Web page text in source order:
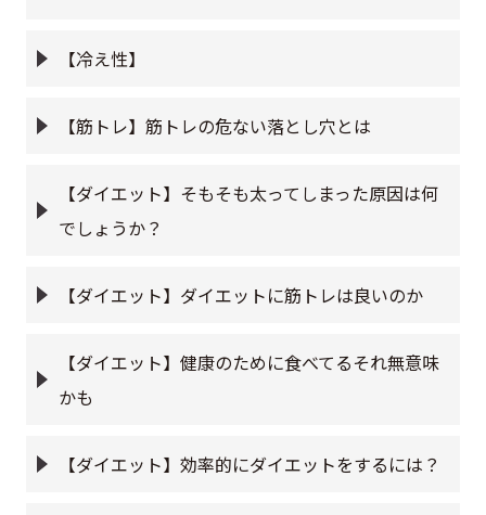
【冷え性】
【筋トレ】筋トレの危ない落とし穴とは
【ダイエット】そもそも太ってしまった原因は何
でしょうか？
【ダイエット】ダイエットに筋トレは良いのか
【ダイエット】健康のために食べてるそれ無意味
かも
【ダイエット】効率的にダイエットをするには？